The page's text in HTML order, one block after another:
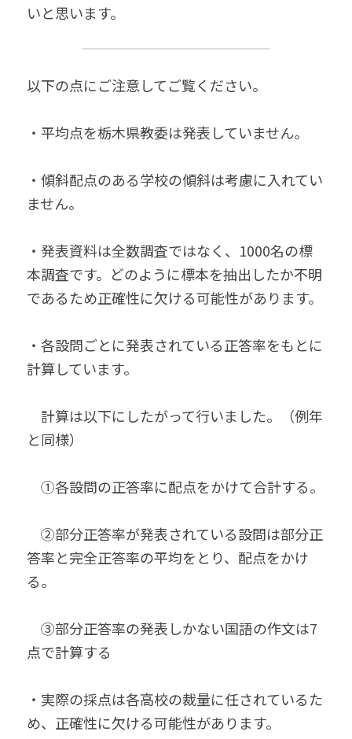
いと思います。
以下の点にご注意してご覧ください。
・平均点を栃木県教委は発表していません。
・傾斜配点のある学校の傾斜は考慮に入れてい
ません。
・発表資料は全数調査ではなく、1000名の標
本調査です。どのように標本を抽出したか不明
であるため正確性に欠ける可能性があります。
・各設問ごとに発表されている正答率をもとに
計算しています。
計算は以下にしたがって行いました。（例年
と同様）
①各設問の正答率に配点をかけて合計する。
②部分正答率が発表されている設問は部分正
答率と完全正答率の平均をとり、配点をかけ
る。
③部分正答率の発表しかない国語の作文は7
点で計算する
・実際の採点は各高校の裁量に任されているた
め、正確性に欠ける可能性があります。